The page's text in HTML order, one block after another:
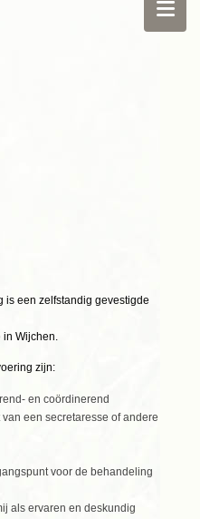
is een zelfstandig gevestigde
in Wijchen.
zijn:
en coördinerend
een secretaresse of andere
voor de behandeling
als ervaren en deskundig